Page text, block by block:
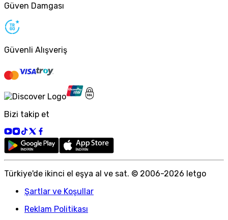
Güven Damgası
Güvenli Alışveriş
Bizi takip et
Türkiye'de ikinci el eşya al ve sat. © 2006-2026 letgo
Şartlar ve Koşullar
Reklam Politikası